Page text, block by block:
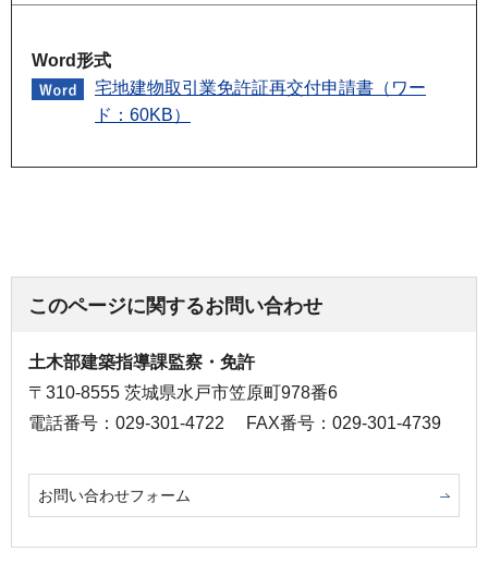
Word形式
宅地建物取引業免許証再交付申請書（ワー
ド：60KB）
このページに関するお問い合わせ
土木部建築指導課監察・免許
〒310-8555 茨城県水戸市笠原町978番6
電話番号：029-301-4722
FAX番号：029-301-4739
お問い合わせフォーム